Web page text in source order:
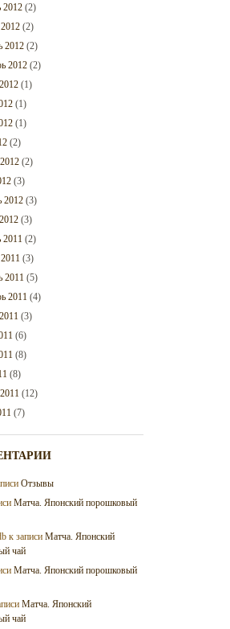
2012 (2)
2012 (2)
2012 (2)
2012 (2)
2012 (1)
(1)
(1)
(2)
2012 (2)
(3)
2012 (3)
2012 (3)
2011 (2)
2011 (3)
2011 (5)
2011 (4)
2011 (3)
(6)
(8)
(8)
2011 (12)
(7)
Отзывы
Матча. Японский порошковый
к записиМатча. Японский
чай
Матча. Японский порошковый
Матча. Японский
чай